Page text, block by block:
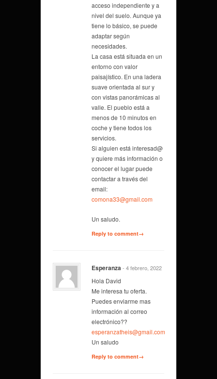
acceso independiente y a
nivel del suelo. Aunque ya
tiene lo básico, se puede
adaptar según
necesidades.
La casa está situada en un
entorno con valor
paisajístico. En una ladera
suave orientada al sur y
con vistas panorámicas al
valle. El pueblo está a
menos de 10 minutos en
coche y tiene todos los
servicios.
Si alguien está interesad@
y quiere más información o
conocer el lugar puede
contactar a través del
email:
comona33@gmail.com
Un saludo.
Reply to comment→
Esperanza- 4 febrero, 2022
Hola David
Me interesa tu oferta.
Puedes enviarme mas
información al correo
electrónico??
esperanzatheis@gmail.com
Un saludo
Reply to comment→